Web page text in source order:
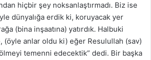
hiçbir şey noksanlaştırmadı. Biz ise
dünyalığa erdik ki, koruyacak yer
(bina inşaatına) yatırdık. Halbuki
(öyle anlar oldu ki) eğer Resulullah (sav)
temenni edecektik” dedi. Bir başka